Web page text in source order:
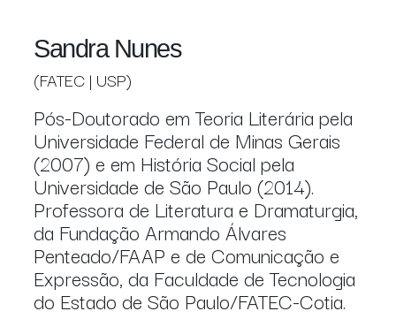
Sandra Nunes
(FATEC | USP)
Pós-Doutorado em Teoria Literária pela
Universidade Federal de Minas Gerais
(2007) e em História Social pela
Universidade de São Paulo (2014).
Professora de Literatura e Dramaturgia,
da Fundação Armando Álvares
Penteado/FAAP e de Comunicação e
Expressão, da Faculdade de Tecnologia
do Estado de São Paulo/FATEC-Cotia.